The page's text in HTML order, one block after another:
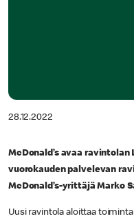
28.12.2022
McDonald’s avaa ravintolan
vuorokauden palvelevan
McDonald’s-yrittäjä Marko
Uusi ravintola aloittaa